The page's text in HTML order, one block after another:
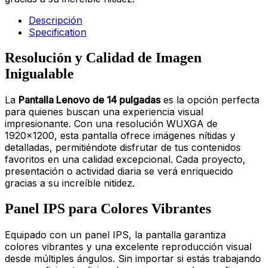
Descripción
Specification
Resolución y Calidad de Imagen
Inigualable
La Pantalla Lenovo de 14 pulgadases la opción perfecta
para quienes buscan una experiencia visual
impresionante. Con una resolución WUXGA de
1920×1200, esta pantalla ofrece imágenes nítidas y
detalladas, permitiéndote disfrutar de tus contenidos
favoritos en una calidad excepcional. Cada proyecto,
presentación o actividad diaria se verá enriquecido
gracias a su increíble nitidez.
Panel IPS para Colores Vibrantes
Equipado con un panel IPS, la pantalla garantiza
colores vibrantes y una excelente reproducción visual
desde múltiples ángulos. Sin importar si estás trabajando